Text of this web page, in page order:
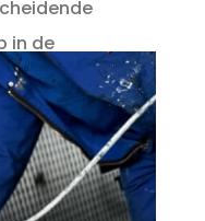
in de
kijken we de
bv is
waar innovatie,